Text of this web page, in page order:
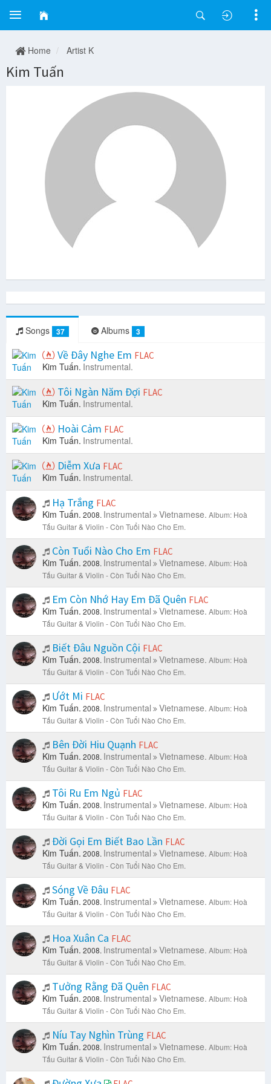
Home Artist K
Kim Tuấn
Songs 37 Albums 3
Về Đây Nghe Em FLAC
Kim Tuấn. Instrumental.
Tôi Ngàn Năm Đợi FLAC
Kim Tuấn. Instrumental.
Hoài Cảm FLAC
Kim Tuấn. Instrumental.
Diễm Xưa FLAC
Kim Tuấn. Instrumental.
Hạ Trắng FLAC
Kim Tuấn. 2008. Instrumental Vietnamese. Album: Hoà
Tấu Guitar & Violin - Còn Tuổi Nào Cho Em.
Còn Tuổi Nào Cho Em FLAC
Kim Tuấn. 2008. Instrumental Vietnamese. Album: Hoà
Tấu Guitar & Violin - Còn Tuổi Nào Cho Em.
Em Còn Nhớ Hay Em Đã Quên FLAC
Kim Tuấn. 2008. Instrumental Vietnamese. Album: Hoà
Tấu Guitar & Violin - Còn Tuổi Nào Cho Em.
Biết Đâu Nguồn Cội FLAC
Kim Tuấn. 2008. Instrumental Vietnamese. Album: Hoà
Tấu Guitar & Violin - Còn Tuổi Nào Cho Em.
Ướt Mi FLAC
Kim Tuấn. 2008. Instrumental Vietnamese. Album: Hoà
Tấu Guitar & Violin - Còn Tuổi Nào Cho Em.
Bên Đời Hiu Quạnh FLAC
Kim Tuấn. 2008. Instrumental Vietnamese. Album: Hoà
Tấu Guitar & Violin - Còn Tuổi Nào Cho Em.
Tôi Ru Em Ngủ FLAC
Kim Tuấn. 2008. Instrumental Vietnamese. Album: Hoà
Tấu Guitar & Violin - Còn Tuổi Nào Cho Em.
Đời Gọi Em Biết Bao Lần FLAC
Kim Tuấn. 2008. Instrumental Vietnamese. Album: Hoà
Tấu Guitar & Violin - Còn Tuổi Nào Cho Em.
Sóng Về Đâu FLAC
Kim Tuấn. 2008. Instrumental Vietnamese. Album: Hoà
Tấu Guitar & Violin - Còn Tuổi Nào Cho Em.
Hoa Xuân Ca FLAC
Kim Tuấn. 2008. Instrumental Vietnamese. Album: Hoà
Tấu Guitar & Violin - Còn Tuổi Nào Cho Em.
Tưởng Rằng Đã Quên FLAC
Kim Tuấn. 2008. Instrumental Vietnamese. Album: Hoà
Tấu Guitar & Violin - Còn Tuổi Nào Cho Em.
Níu Tay Nghìn Trùng FLAC
Kim Tuấn. 2008. Instrumental Vietnamese. Album: Hoà
Tấu Guitar & Violin - Còn Tuổi Nào Cho Em.